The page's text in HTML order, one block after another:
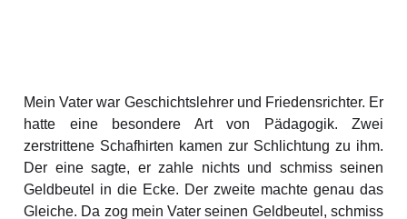
Mein Vater war Geschichtslehrer und Friedensrichter. Er
hatte eine besondere Art von Pädagogik. Zwei
zerstrittene Schafhirten kamen zur Schlichtung zu ihm.
Der eine sagte, er zahle nichts und schmiss seinen
Geldbeutel in die Ecke. Der zweite machte genau das
Gleiche. Da zog mein Vater seinen Geldbeutel, schmiss